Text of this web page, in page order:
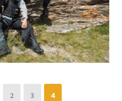
admin Blog
2 3 4